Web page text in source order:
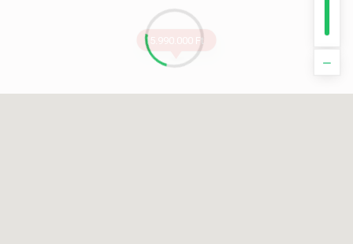
15.990.000 Ft